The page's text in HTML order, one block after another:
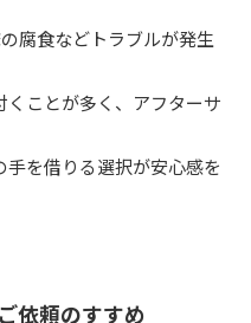
腐食などトラブルが発生
ことが多く、アフターサ
を借りる選択が安心感を
依頼のすすめ